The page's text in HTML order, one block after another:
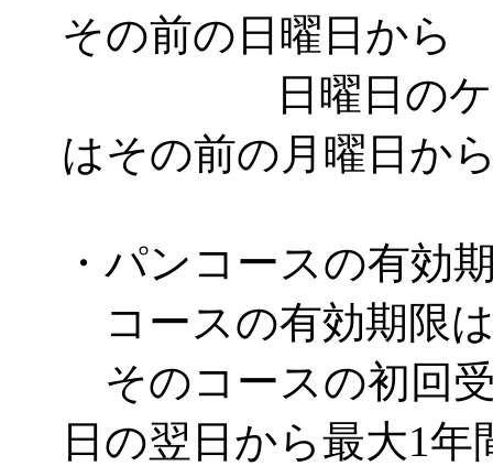
その前の日曜日から
日曜日のケーキ
はその前の月曜日か
・パンコースの有効
コースの有効期限
そのコースの初回
日の翌日から最大1